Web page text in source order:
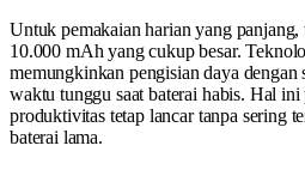
Untuk pemakaian harian yang
10.000 mAh yang cukup besar.
memungkinkan pengisian daya dengan
waktu tunggu saat baterai habis. Hal
produktivitas tetap lancar tanpa sering
baterai lama.